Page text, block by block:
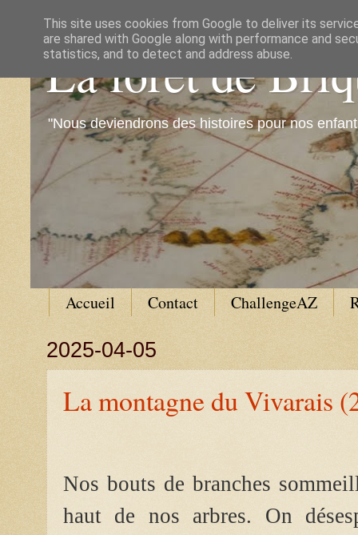
La forêt de
"Nous deviendrons des histoires pour nos
Accueil Contact ChallengeAZ
2025-04-05
La montagne du Vivarais
Nos bouts de branches
haut de nos arbres. On
This site uses cookies from Google to deliver its
are shared with Google along with performance and
statistics, and to detect and address abuse.